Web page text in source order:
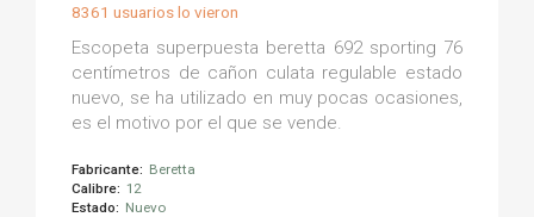
8361 usuarios lo vieron
Escopeta superpuesta beretta 692 sporting 76
centímetros de cañon culata regulable estado
nuevo, se ha utilizado en muy pocas ocasiones,
es el motivo por el que se vende.
Fabricante: Beretta
Calibre: 12
Estado: Nuevo